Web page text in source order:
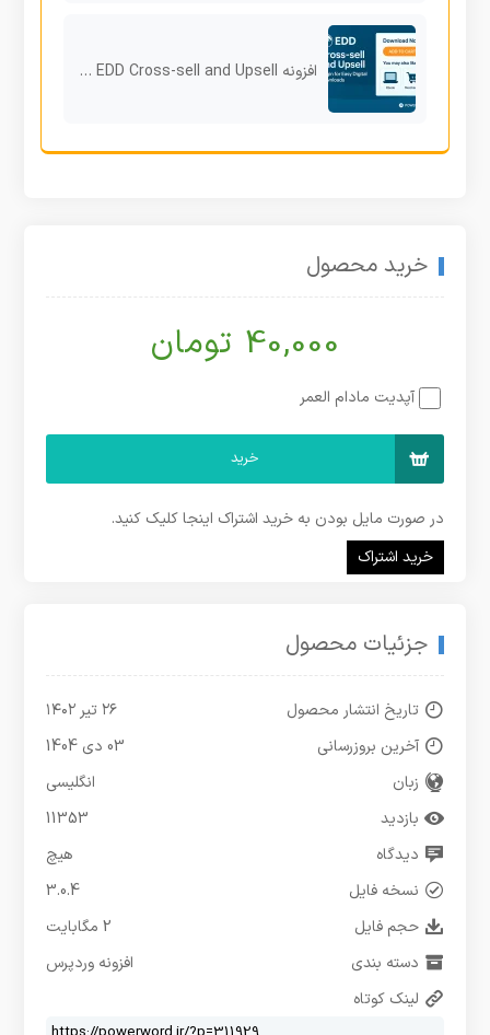
افزونه EDD Cross-sell and Upsell برای افزایش فروش در Easy Digital Downloads
خرید محصول
40,000 تومان
آپدیت مادام العمر
خرید
در صورت مایل بودن به خرید اشتراک اینجا کلیک کنید.
خرید اشتراک
جزئیات محصول
تاریخ انتشار محصول
۲۶ تیر ۱۴۰۲
آخرین بروزرسانی
03 دی 1404
زبان
انگلیسی
بازدید
11353
دیدگاه
هیچ
نسخه فایل
3.0.4
حجم فایل
2 مگابایت
دسته بندی
افزونه وردپرس
لینک کوتاه